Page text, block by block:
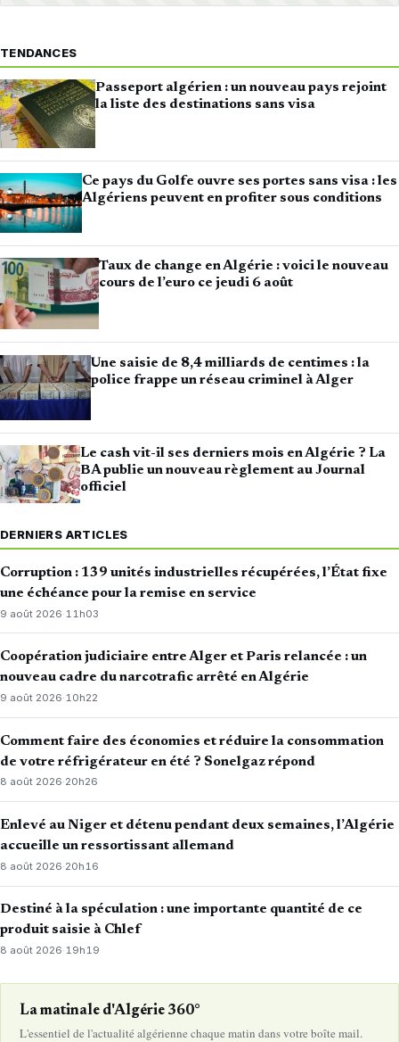
TENDANCES
Passeport algérien : un nouveau pays rejoint
la liste des destinations sans visa
Ce pays du Golfe ouvre ses portes sans visa : les
Algériens peuvent en profiter sous conditions
Taux de change en Algérie : voici le nouveau
cours de l’euro ce jeudi 6 août
Une saisie de 8,4 milliards de centimes : la
police frappe un réseau criminel à Alger
Le cash vit-il ses derniers mois en Algérie ? La
BA publie un nouveau règlement au Journal
officiel
DERNIERS ARTICLES
Corruption : 139 unités industrielles récupérées, l’État fixe
une échéance pour la remise en service
9 août 2026· 11h03
Coopération judiciaire entre Alger et Paris relancée : un
nouveau cadre du narcotrafic arrêté en Algérie
9 août 2026·10h22
Comment faire des économies et réduire la consommation
de votre réfrigérateur en été ? Sonelgaz répond
8 août 2026·20h26
Enlevé au Niger et détenu pendant deux semaines, l’Algérie
accueille un ressortissant allemand
8 août 2026·20h16
Destiné à la spéculation : une importante quantité de ce
produit saisie à Chlef
8 août 2026·19h19
La matinale d'Algérie 360°
L'essentiel de l'actualité algérienne chaque matin dans votre boîte mail.